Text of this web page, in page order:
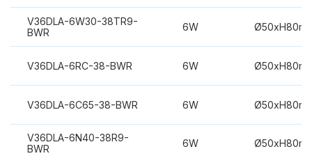
V36DLA-6W30-38TR9-
BWR
6W
V36DLA-6RC-38-BWR 6W
V36DLA-6C65-38-BWR 6W
V36DLA-6N40-38R9-
BWR
6W